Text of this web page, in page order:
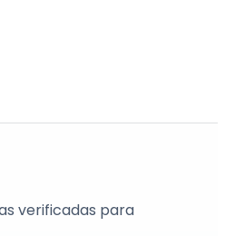
verificadas para